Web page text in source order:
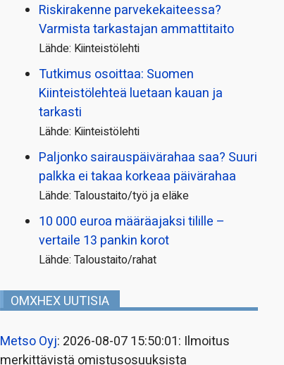
Riskirakenne parvekekaiteessa?
Varmista tarkastajan ammattitaito
Lähde: Kiinteistölehti
Tutkimus osoittaa: Suomen
Kiinteistölehteä luetaan kauan ja
tarkasti
Lähde: Kiinteistölehti
Paljonko sairauspäivä­rahaa saa? Suuri
palkka ei takaa korkeaa päivärahaa
Lähde: Taloustaito/työ ja eläke
10 000 euroa määräajaksi tilille –
vertaile 13 pankin korot
Lähde: Taloustaito/rahat
OMXHEX UUTISIA
Metso Oyj: 2026-08-07 15:50:01: Ilmoitus
merkittävistä omistusosuuksista